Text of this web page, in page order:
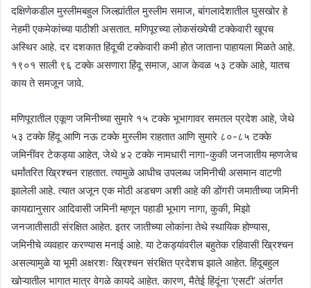
दक्षिणेकडील मुस्लीमबहुल जिल्ह्यांतील मुस्लीम समाज, बांगलादेशातील घुसखोर हे
नेहमी एकमेकांच्या पाठीशी असतात. मणिपूरच्या लोकसंख्येची टक्केवारी खूपच
अस्थिर आहे. दर दशकात हिंदूची टक्केवारी कमी होत जाताना पाहायला मिळते आहे.
१९०१ साली ९६ टक्के असणारा हिंदू समाज, आज केवळ ५३ टक्के आहे, यातच
काय ते समजून जावे.
मणिपूरातील एकूण जमिनीच्या सुमारे १५ टक्के भूभागावर समतल प्रदेश आहे, जेथे
५३ टक्के हिंदू आणि नऊ टक्के मुस्लीम राहतात आणि सुमारे ८०-८५ टक्के
जमिनींवर टेकड्या आहेत, जेथे ४२ टक्के नामधारी नागा-कुकी जनजातीय म्हणजेच
धर्मांतरित ख्रिश्चन राहतात. त्यामुळे आधीच उपलब्ध जमिनीची असमान वाटणी
झालेली आहे. त्यात अजून एक मोठी अडचण अशी आहे की डोंगरी जमातीच्या जमिनी
कायद्यानुसार आदिवासी जमिनी म्हणून पहाडी भूभाग नागा, कुकी, मिझो
जनजातीसाठी संरक्षित आहेत. इतर जातीच्या लोकांना तेथे स्थायिक होण्यास,
जमिनीचे व्यवहार करण्यास मनाई आहे. या टेकड्यांवरील बहुतेक रहिवासी ख्रिश्चन
असल्यामुळे या भूमी अक्षरशः ख्रिश्चन संरक्षित प्रदेशच झाले आहेत. हिंदूबहुल
खोऱ्यातील भागात मात्र वेगळे कायदे आहेत. कारण, मैतेई हिंदूंना ‘एसटी’ अंतर्गत